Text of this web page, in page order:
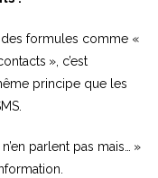
formules comme «
», c’est
principe que les
parlent pas mais… »